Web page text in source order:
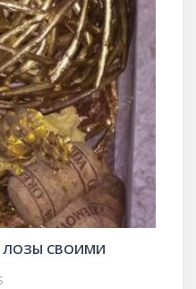
СВОИМИ